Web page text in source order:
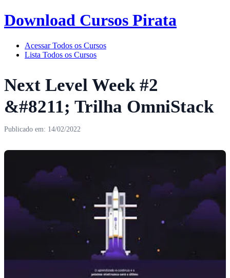
Download Cursos Pirata
Acessar Todos os Cursos
Lista Todos os Cursos
Next Level Week #2
&#8211; Trilha OmniStack
Publicado em: 14/02/2022